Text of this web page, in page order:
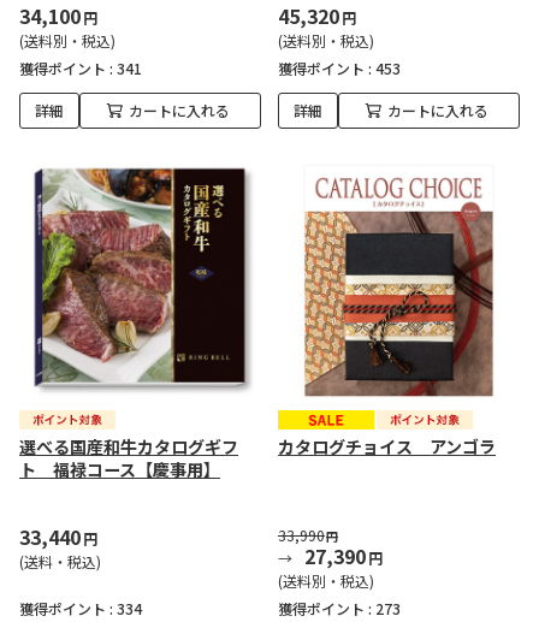
34,100円
(送料別・税込)
獲得ポイント : 341
詳細 カートに入れる
45,320円
(送料別・税込)
獲得ポイント : 453
詳細 カートに入れる
選べる国産和牛カタログギフ
ト 福禄コース【慶事用】
33,440円
(送料・税込)
獲得ポイント : 334
カタログチョイス アンゴラ
33,990円
27,390円
(送料別・税込)
獲得ポイント : 273